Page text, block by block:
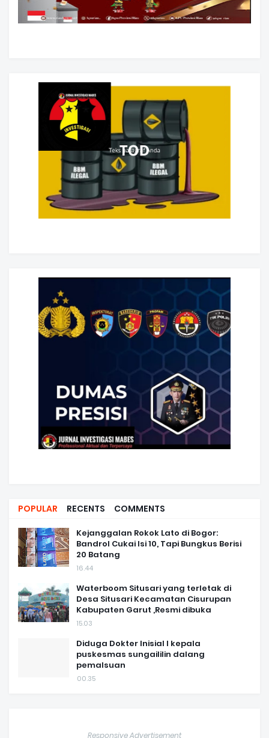
POPULAR RECENTS COMMENTS
Kejanggalan Rokok Lato di Bogor:
Bandrol Cukai Isi 10, Tapi Bungkus Berisi
20 Batang
16.44
Waterboom Situsari yang terletak di
Desa Situsari Kecamatan Cisurupan
Kabupaten Garut ,Resmi dibuka
15.03
Diduga Dokter Inisial I kepala
puskesmas sungaililin dalang
pemalsuan
00.35
Responsive Advertisement